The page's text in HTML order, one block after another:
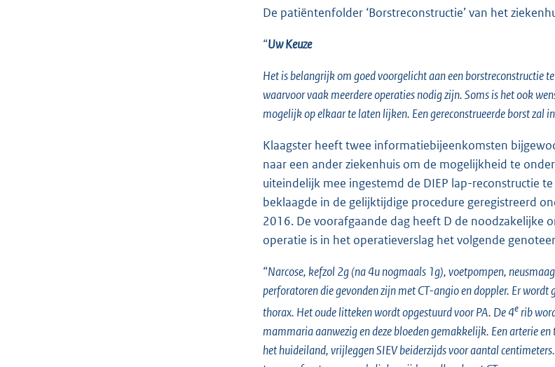
De patiëntenfolder ‘Borstreconstructie’ van het
“Uw Keuze
Het is belangrijk om goed voorgelicht aan een borstreconstructie
waarvoor vaak meerdere operaties nodig zijn. Soms is het ook
mogelijk op elkaar te laten lijken. Een gereconstrueerde borst
Klaagster heeft twee informatiebijeenkomsten
naar een ander ziekenhuis om de mogelijkheid te
uiteindelijk mee ingestemd de DIEP lap-reconstructie
beklaagde in de gelijktijdige procedure geregistreerd
2016. De voorafgaande dag heeft D de noodzakelijke
operatie is in het operatieverslag het volgende
“Narcose, kefzol 2g (na 4u nogmaals 1g), voetpompen,
perforatoren die gevonden zijn met CT-angio en doppler. Er
thorax. Het oude litteken wordt opgestuurd voor PA. De 4e rib
mammaria aanwezig en deze bloeden gemakkelijk. Een arterie
het huideiland, vrijleggen SIEV beiderzijds voor aantal